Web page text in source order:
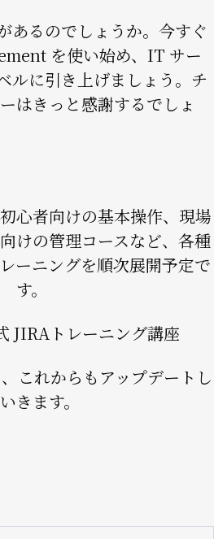
あるのでしょうか。今すぐ
を使い始め、IT サー
ルに引き上げましょう。チ
はきっと感謝するでしょ
心者向けの基本操作、現場
けの管理コースなど、各種
ーニングを順次展開予定で
す。
JIRAトレーニング講座
これからもアップデートし
きます。